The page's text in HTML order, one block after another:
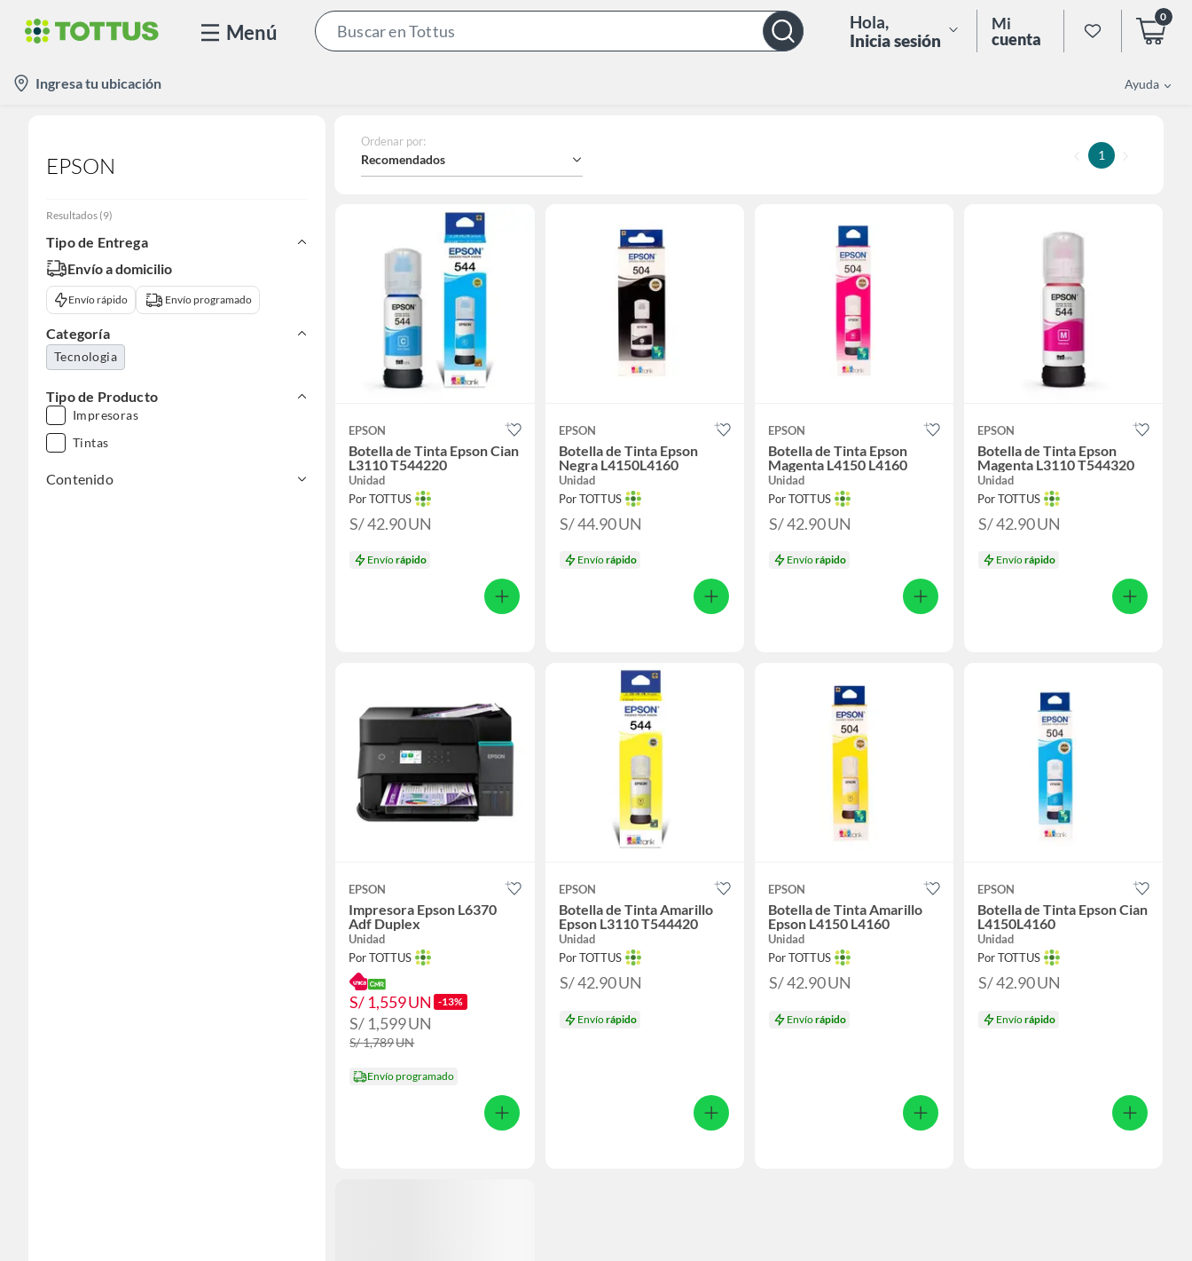
Menú
Bar
Hola,
Inicia sesión
Mi
cuenta
0
location-
icon
Ingresa tu ubicación Ayuda
EPSON
Resultados (9)
Tipo de Entrega
Envío a domicilio
Envío rápido Envío programado
Categoría
Tecnologia
Tipo de Producto
Impresoras
Tintas
Contenido
Ordenar por:
Recomendados 1
EPSON
Botella de Tinta Epson Cian
L3110 T544220
Unidad
Por TOTTUS
S/ 42.90UN
Envíorápido
EPSON
Botella de Tinta Epson
Negra L4150L4160
Unidad
Por TOTTUS
S/ 44.90UN
Envíorápido
EPSON
Botella de Tinta Epson
Magenta L4150 L4160
Unidad
Por TOTTUS
S/ 42.90UN
Envíorápido
EPSON
Botella de Tinta Epson
Magenta L3110 T544320
Unidad
Por TOTTUS
S/ 42.90UN
Envíorápido
EPSON
Impresora Epson L6370
Adf Duplex
Unidad
Por TOTTUS
S/ 1,559UN -13%
S/ 1,599UN
S/ 1,789UN
Envío programado
EPSON
Botella de Tinta Amarillo
Epson L3110 T544420
Unidad
Por TOTTUS
S/ 42.90UN
Envíorápido
EPSON
Botella de Tinta Amarillo
Epson L4150 L4160
Unidad
Por TOTTUS
S/ 42.90UN
Envíorápido
EPSON
Botella de Tinta Epson Cian
L4150L4160
Unidad
Por TOTTUS
S/ 42.90UN
Envíorápido